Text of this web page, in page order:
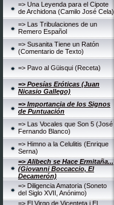
=> Una Leyenda para el Cipote
de Archidona (Camilo José Cela)
=> Las Tribulaciones de un
Remero Español
=> Susanita Tiene un Ratón
(Comentario de Texto)
=> Pavo al Güisqui (Receta)
=> Poesías Eróticas (Juan
Nicasio Gallego)
=> Importancia de los Signos
de Puntuación
=> Las Vocales que Son 5 (José
Fernando Blanco)
=> Himno a la Celulitis (Enrique
Serna)
=> Alibech se Hace Ermitaña...
(Giovanni Boccaccio, El
Decamerón)
=> Diligencia Amatoria (Soneto
del Siglo XVII, Anónimo)
=> El Virgo de Vicenteta i El